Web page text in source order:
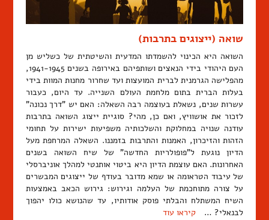
שואה (ייצוגים בתרבות)
השואה היא הכינוי להשמדתו המדעית והשיטתית של כשליש מן
העם היהודי בידי הנאצים ושותפיהם באירופה בשנים 1941-1945,
מהפלישה הגרמנית לברית המועצות ועד שחרור מחנות המוות בידי
בעלות הברית בתום מלחמת העולם השנייה. עד היום, כעבור
עשרות שנים, נשאלת בעוצמה רבה השאלה: האם יש "דרך נכונה"
לזכור את אושוויץ, ואם כן, מהי? סוגיית ייצוג השואה בתרבות
עודנה שנויה במחלוקת והשלכותיה משפיעות ישירות על תחומי
הזהות והזיכרון, האמנות והתרבות בזמננו. השאלה המרחפת מעל
הדיון נוגעת ל"פופולריות החדשה" של שיח השואה בשנים
האחרונות. האם עוצמת הדיון היא ביטוי אותנטי למהלך אוניברסלי
של עיבוד הטראומה או שמא מדובר בעודף של ייצוגים המבשרים
על צורה מתוחכמת של העלמה וגירוש: גירוש הכאב באמצעות
השיח המשתלח והבלתי פוסק אודותיו, עד שהנושא כולו יהפוך
לבנאלי? … קיראו עוד